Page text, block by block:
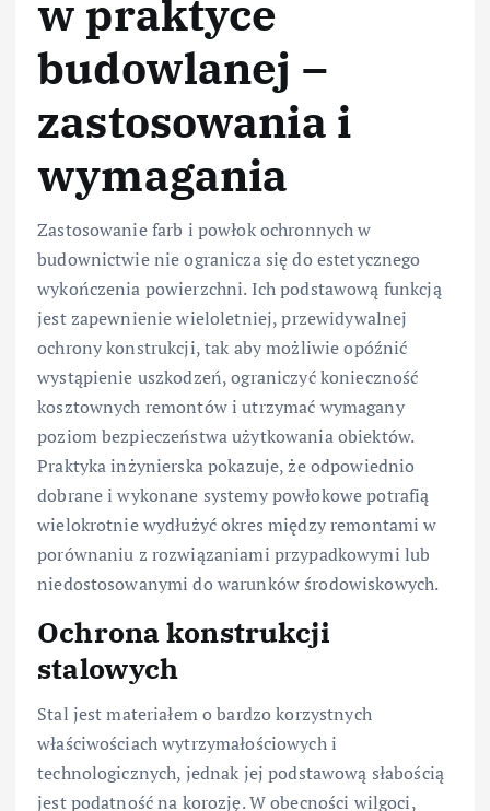
w praktyce
budowlanej –
zastosowania i
wymagania
Zastosowanie farb i powłok ochronnych w
budownictwie nie ogranicza się do estetycznego
wykończenia powierzchni. Ich podstawową funkcją
jest zapewnienie wieloletniej, przewidywalnej
ochrony konstrukcji, tak aby możliwie opóźnić
wystąpienie uszkodzeń, ograniczyć konieczność
kosztownych remontów i utrzymać wymagany
poziom bezpieczeństwa użytkowania obiektów.
Praktyka inżynierska pokazuje, że odpowiednio
dobrane i wykonane systemy powłokowe potrafią
wielokrotnie wydłużyć okres między remontami w
porównaniu z rozwiązaniami przypadkowymi lub
niedostosowanymi do warunków środowiskowych.
Ochrona konstrukcji
stalowych
Stal jest materiałem o bardzo korzystnych
właściwościach wytrzymałościowych i
technologicznych, jednak jej podstawową słabością
jest podatność na korozję. W obecności wilgoci,